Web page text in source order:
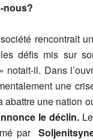
nous?
rencontrait
les défis mis sur
» notait-il. Dans
une
une nation
le déclin.
par